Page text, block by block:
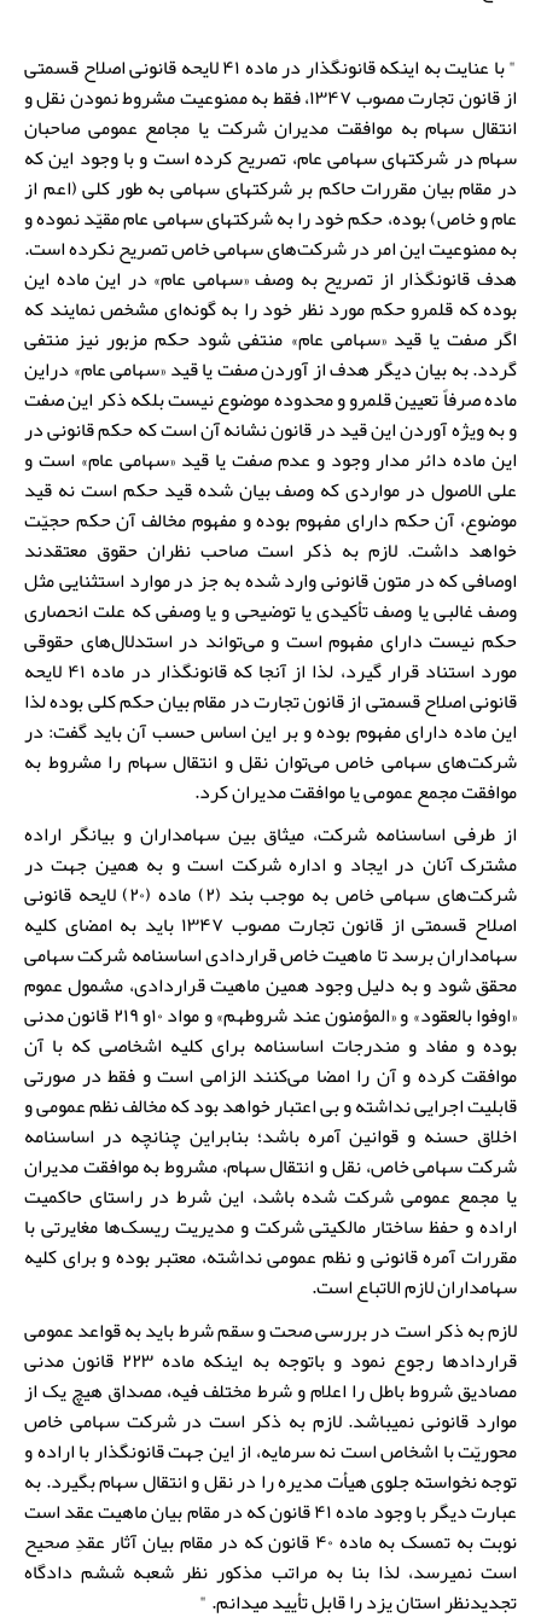
" با عنایت به اینکه قانونگذار در ماده ۴۱ لایحه قانونی اصلاح قسمتی
از قانون تجارت مصوب ۱۳۴۷، فقط به ممنوعیت مشروط نمودن نقل و
انتقال سهام به موافقت مدیران شرکت یا مجامع عمومی صاحبان
سهام در شرکت­های سهامی عام، تصریح کرده است و با وجود این که
در مقام بیان مقررات حاکم بر شرکت­های سهامی به طور کلی (اعم از
عام و خاص) بوده، حکم خود را به شرکت­های سهامی عام مقیّد نموده و
به ممنوعیت این امر در شرکت­‌های سهامی خاص تصریح نکرده است.
هدف قانونگذار از تصریح به وصف «سهامی عام» در این ماده این
بوده که قلمرو حکم مورد نظر خود را به گونه‌ای مشخص نمایند که
اگر صفت یا قید «سهامی عام» منتفی شود حکم مزبور نیز منتفی
گردد. به بیان دیگر هدف از آوردن صفت یا قید «سهامی عام» دراین
ماده صرفاً تعیین قلمرو و محدوده موضوع نیست بلکه ذکر این صفت
و به ویژه آوردن این قید در قانون نشانه آن است که حکم قانونی در
این ماده دائر مدار وجود و عدم صفت یا قید «سهامی عام» است و
علی الاصول در مواردی که وصف بیان شده قید حکم است نه قید
موضوع، آن حکم دارای مفهوم بوده و مفهوم مخالف آن حکم حجیّت
خواهد داشت. لازم به ذکر است صاحب نظران حقوق معتقدند
اوصافی که در متون قانونی وارد شده به جز در موارد استثنایی مثل
وصف غالبی یا وصف تأکیدی یا توضیحی و یا وصفی که علت انحصاری
حکم نیست دارای مفهوم است و می‌تواند در استدلال‌های حقوقی
مورد استناد قرار گیرد، لذا از آنجا که قانونگذار در ماده ۴۱ لایحه
قانونی اصلاح قسمتی از قانون تجارت در مقام بیان حکم کلی بوده لذا
این ماده دارای مفهوم بوده و بر این اساس حسب آن باید گفت: در
شرکت­‌های سهامی خاص می‌توان نقل و انتقال سهام را مشروط به
موافقت مجمع عمومی یا موافقت مدیران کرد.
از طرفی اساسنامه شرکت، میثاق بین سهامداران و بیانگر اراده
مشترک آنان در ایجاد و اداره شرکت است و به همین جهت در
شرکت‌های سهامی خاص به موجب بند (۲) ماده (۲۰) لایحه قانونی
اصلاح قسمتی از قانون تجارت مصوب ۱۳۴۷ باید به امضای کلیه
سهامداران برسد تا ماهیت خاص قراردادی اساسنامه شرکت سهامی
محقق شود و به دلیل وجود همین ماهیت قراردادی، مشمول عموم
«اوفوا بالعقود» و «المؤمنون عند شروطهم» و مواد ۱۰و ۲۱۹ قانون مدنی
بوده و مفاد و مندرجات اساسنامه برای کلیه اشخاصی که با آن
موافقت کرده و آن را امضا می‌کنند الزامی است و فقط در صورتی
قابلیت اجرایی نداشته و بی اعتبار خواهد بود که مخالف نظم عمومی و
اخلاق حسنه و قوانین آمره باشد؛ بنابراین چنانچه در اساسنامه
شرکت سهامی خاص، نقل و انتقال سهام، مشروط به موافقت مدیران
یا مجمع عمومی شرکت شده باشد، این شرط در راستای حاکمیت
اراده و حفظ ساختار مالکیتی شرکت و مدیریت ریسک‌ها مغایرتی با
مقررات آمره قانونی و نظم عمومی نداشته، معتبر بوده و برای کلیه
سهامداران لازم الاتباع است.
لازم به ذکر است در بررسی صحت و سقم شرط باید به قواعد عمومی
قرارداد‌ها رجوع نمود و باتوجه به اینکه ماده ۲۲۳ قانون مدنی
مصادیق شروط باطل را اعلام و شرط مختلف فیه، مصداق هیچ یک از
موارد قانونی نمی­باشد. لازم به ذکر است در شرکت سهامی خاص
محوریّت با اشخاص است نه سرمایه، از این جهت قانونگذار با اراده و
توجه نخواسته جلوی هیأت مدیره را در نقل و انتقال سهام بگیرد. به
عبارت دیگر با وجود ماده ۴۱ قانون که در مقام بیان ماهیت عقد است
نوبت به تمسک به ماده ۴۰ قانون که در مقام بیان آثار عقدِ صحیح
است نمی­رسد، لذا بنا به مراتب مذکور نظر شعبه ششم دادگاه
تجدیدنظر استان یزد را قابل تأیید میدانم. "